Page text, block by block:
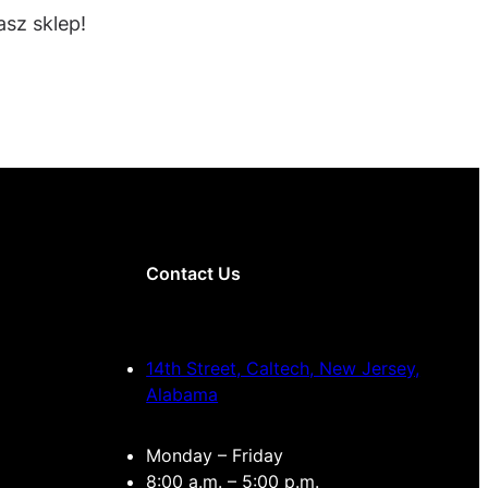
sklep!
Contact Us
14th Street, Caltech, New Jersey,
Alabama
Monday – Friday
8:00 a.m. – 5:00 p.m.